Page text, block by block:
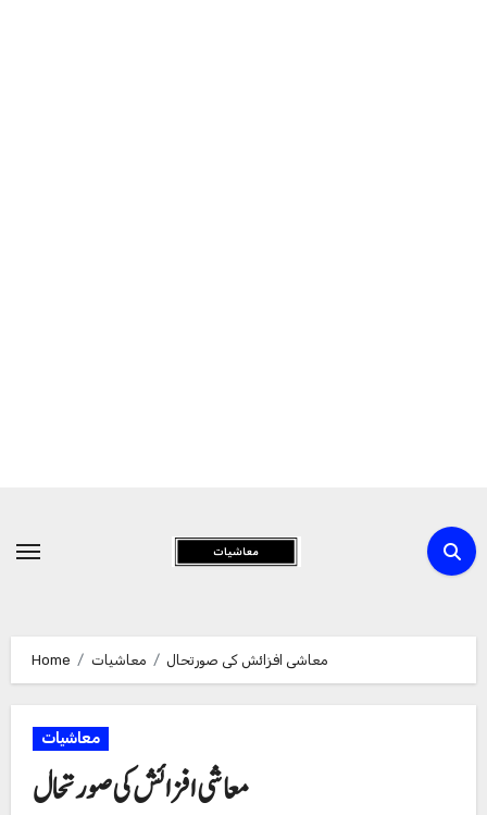
Content
Home معاشیات معاشی افزائش کی صورتحال
معاشیات
معاشی افزائش کی صورتحال